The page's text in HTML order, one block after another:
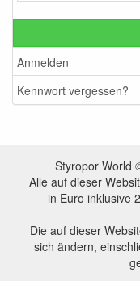
Anmelden
Kennwort vergessen?
Styropor World
Alle auf dieser
in Euro inklusive
Die auf dieser
sich ändern,